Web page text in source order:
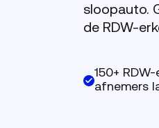
sloopauto.
de RDW-
150+
afnemers